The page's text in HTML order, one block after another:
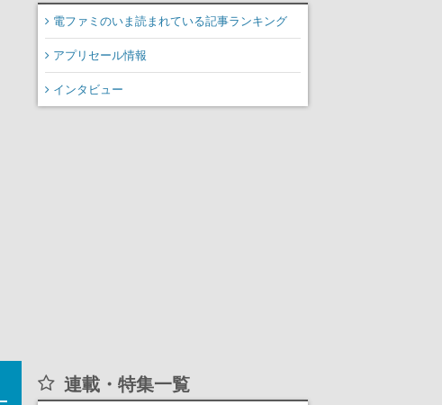
ゲームフリーク公式
YouTubeで公開中
電ファミのいま読まれている記事ランキング
アプリセール情報
インタビュー
連載・特集一覧